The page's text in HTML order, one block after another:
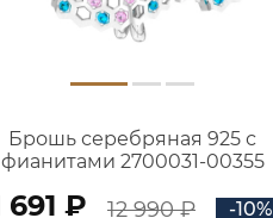
Брошь серебряная 925 с
фианитами 2700031-00355
691 ₽ 12 990 ₽
-10%